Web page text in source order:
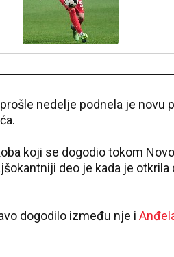
nedelje podnela je novu
koji se dogodio tokom
deo je kada je otkrila
dogodilo između nje i